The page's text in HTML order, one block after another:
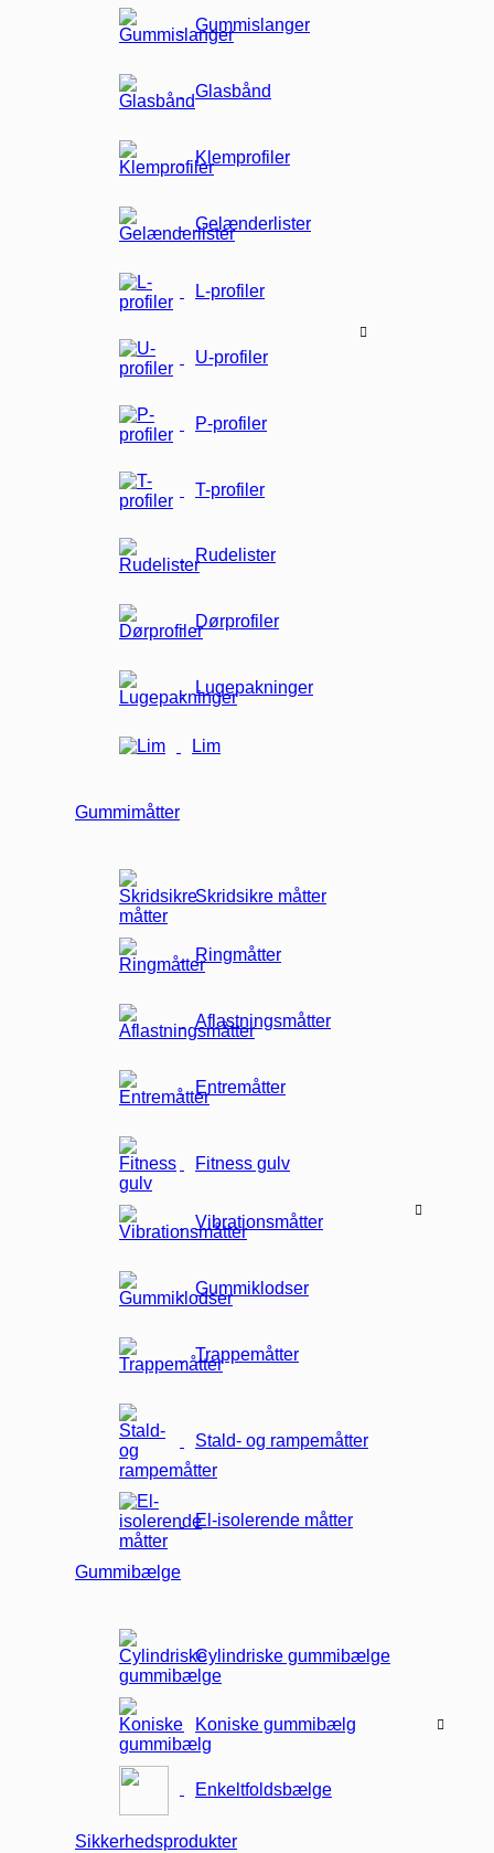
Gummislanger
Glasbånd
Klemprofiler
Gelænderlister
L-profiler
U-profiler
P-profiler
T-profiler
Rudelister
Dørprofiler
Lugepakninger
Lim
Gummimåtter
Skridsikre måtter
Ringmåtter
Aflastningsmåtter
Entremåtter
Fitness gulv
Vibrationsmåtter
Gummiklodser
Trappemåtter
Stald- og rampemåtter
El-isolerende måtter
Gummibælge
Cylindriske gummibælge
Koniske gummibælg
Enkeltfoldsbælge
Sikkerhedsprodukter